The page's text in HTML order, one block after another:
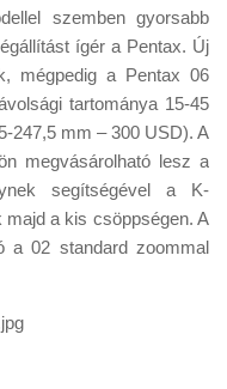
szemben gyorsabb
ígér a Pentax. Új
mégpedig a Pentax 06
tartománya 15-45
247,5 mm – 300 USD). A
megvásárolható lesz a
segítségével a K-
majd a kis csöppségen. A
a 02 standard zoommal